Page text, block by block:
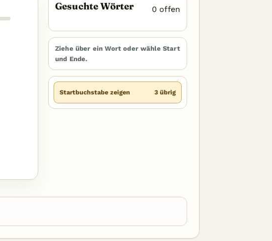
Gesuchte Wörter 0 offen
Ziehe über ein Wort oder wähle Start
und Ende.
Startbuchstabe zeigen 3 übrig